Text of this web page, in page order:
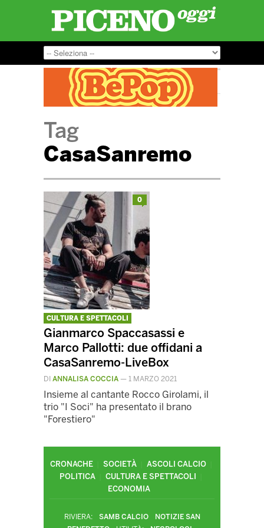
Tag
CasaSanremo
0
CULTURA E SPETTACOLI
Gianmarco Spaccasassi e
Marco Pallotti: due offidani a
CasaSanremo-LiveBox
DI ANNALISA COCCIA — 1 MARZO 2021
Insieme al cantante Rocco Girolami, il
trio "I Soci" ha presentato il brano
"Forestiero"
CRONACHE SOCIETÀ
ASCOLI CALCIO
POLITICA
CULTURA E SPETTACOLI
ECONOMIA
RIVIERA: SAMB CALCIO
NOTIZIE SAN